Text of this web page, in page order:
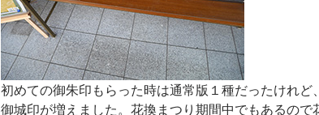
初めての御朱印もらった時は通常版１種だったけれど
御城印が増えました。花換まつり期間中でもあるので